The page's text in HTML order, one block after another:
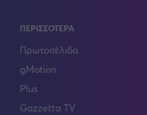
ΠΕΡΙΣΣΟΤΕΡΑ
Πρωτοσέλιδα
gMotion
Plus
Gazzetta TV